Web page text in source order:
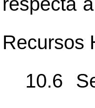
Recursos
10.6